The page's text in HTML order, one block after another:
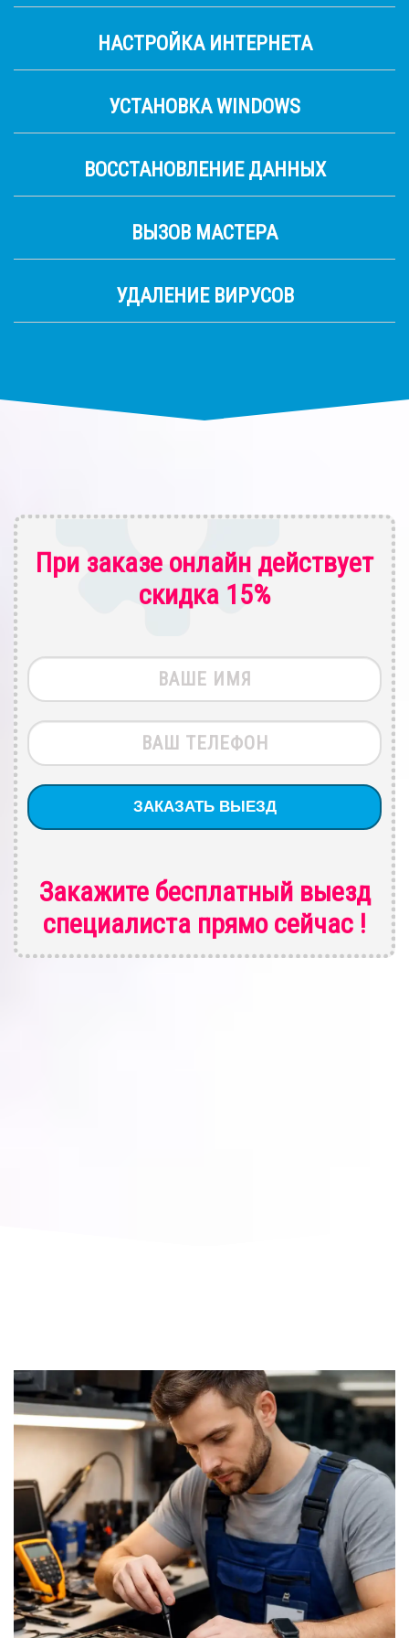
НАСТРОЙКА ИНТЕРНЕТА
УСТАНОВКА WINDOWS
ВОССТАНОВЛЕНИЕ ДАННЫХ
ВЫЗОВ МАСТЕРА
УДАЛЕНИЕ ВИРУСОВ
При заказе онлайн действует
скидка 15%
Закажите бесплатный выезд
специалиста прямо сейчас !